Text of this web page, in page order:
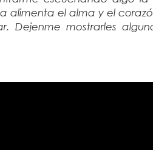
alimenta el alma y el
mostrarles